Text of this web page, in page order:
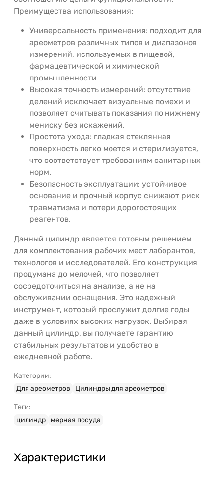
Преимущества использования:
Универсальность применения: подходит для
ареометров различных типов и диапазонов
измерений, используемых в пищевой,
фармацевтической и химической
промышленности.
Высокая точность измерений: отсутствие
делений исключает визуальные помехи и
позволяет считывать показания по нижнему
мениску без искажений.
Простота ухода: гладкая стеклянная
поверхность легко моется и стерилизуется,
что соответствует требованиям санитарных
норм.
Безопасность эксплуатации: устойчивое
основание и прочный корпус снижают риск
травматизма и потери дорогостоящих
реагентов.
Данный цилиндр является готовым решением
для комплектования рабочих мест лаборантов,
технологов и исследователей. Его конструкция
продумана до мелочей, что позволяет
сосредоточиться на анализе, а не на
обслуживании оснащения. Это надежный
инструмент, который прослужит долгие годы
даже в условиях высоких нагрузок. Выбирая
данный цилиндр, вы получаете гарантию
стабильных результатов и удобство в
ежедневной работе.
Категории:
Для ареометров
Цилиндры для ареометров
Теги:
цилиндр
мерная посуда
Характеристики